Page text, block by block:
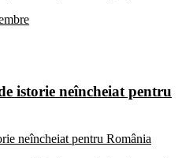
istorie neîncheiat pentru